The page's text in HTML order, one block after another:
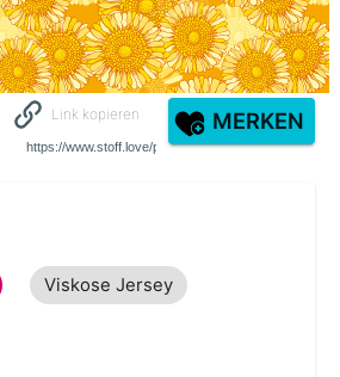
Link kopieren MERKEN
Viskose Jersey